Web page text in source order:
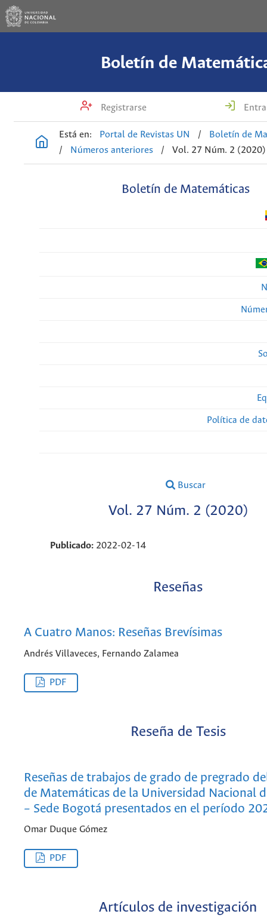
Boletín de
Registrarse
Está en: Portal de Revistas UN /
Boletín de
/
Números anteriores / Vol. 27 Núm. 2 (2020)
Boletín de Matemáticas
Política de
Buscar
Vol. 27 Núm. 2 (2020)
Publicado: 2022-02-14
Reseñas
A Cuatro Manos: Reseñas Brevísimas
Andrés Villaveces, Fernando Zalamea
PDF
Reseña de Tesis
Reseñas de trabajos de grado de pregrado
de Matemáticas de la Universidad Nacional
– Sede Bogotá presentados en el período
Omar Duque Gómez
PDF
Artículos de investigación